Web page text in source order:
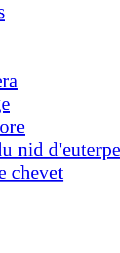
nid d'euterpe
chevet